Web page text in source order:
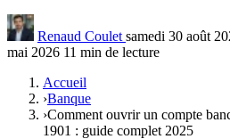
Renaud Coulet samedi 30 août
mai 2026 11 min de lecture
Accueil
›Banque
›Comment ouvrir un compte
1901 : guide complet 2025